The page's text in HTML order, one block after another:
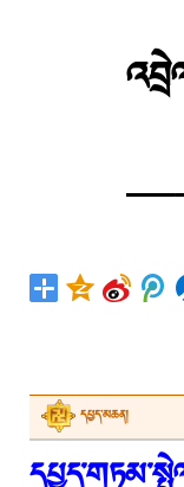
དཔྱད་མཆན།